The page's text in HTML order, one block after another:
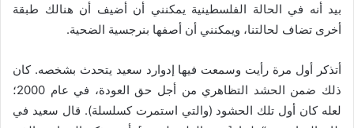
بيد أنه في الحالة الفلسطينية يمكنني أن أضيف أن هنالك طبقة
أخرى تضاف لحالتنا، ويمكنني أن أصفها بنرجسية الضحية.
أتذكر أول مرة رأيت وسمعت فيها إدوارد سعيد يتحدث بشخصه. كان
ذلك ضمن الحشد التظاهري من أجل حق العودة، في عام 2000؛
لعله كان أول تلك الحشود (والتي استمرت كسلسلة). قال سعيد في